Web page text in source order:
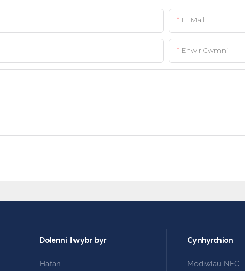
E- Mail
Enw'r Cwmni
Dolenni llwybr byr
Hafan
Cynhyrchion
Modiwlau NFC